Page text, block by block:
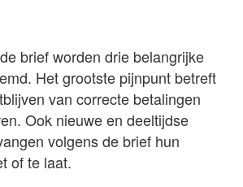
brief worden drie belangrijke
Het grootste pijnpunt betreft
van correcte betalingen
Ook nieuwe en deeltijdse
volgens de brief hun
of te laat.